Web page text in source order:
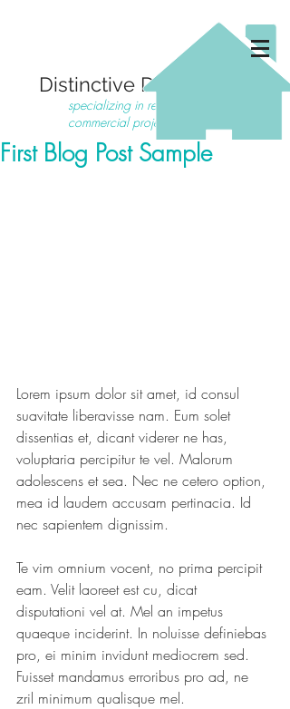
Distinctive Designs Inc.
specializing in residential and
commercial projects
First Blog Post Sample
Lorem ipsum dolor sit amet, id consul
suavitate liberavisse nam. Eum solet
dissentias et, dicant viderer ne has,
voluptaria percipitur te vel. Malorum
adolescens et sea. Nec ne cetero option,
mea id laudem accusam pertinacia. Id
nec sapientem dignissim.
Te vim omnium vocent, no prima percipit
eam. Velit laoreet est cu, dicat
disputationi vel at. Mel an impetus
quaeque inciderint. In noluisse definiebas
pro, ei minim invidunt mediocrem sed.
Fuisset mandamus erroribus pro ad, ne
zril minimum qualisque mel.